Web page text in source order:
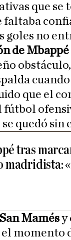
que se
faltaba
goles no
de
que el
quedó sin
tras
madridista:
San Mamésy
momento